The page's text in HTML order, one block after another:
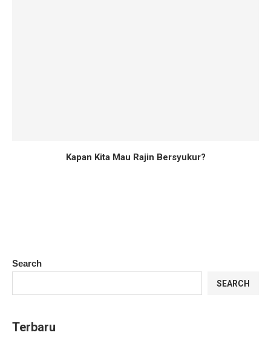
Kapan Kita Mau Rajin Bersyukur?
Search
SEARCH
Terbaru